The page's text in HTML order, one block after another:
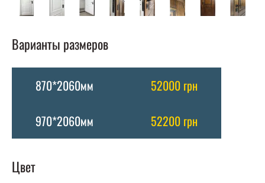
Варианты размеров
870*2060мм
52000 грн
970*2060мм
52200 грн
Цвет